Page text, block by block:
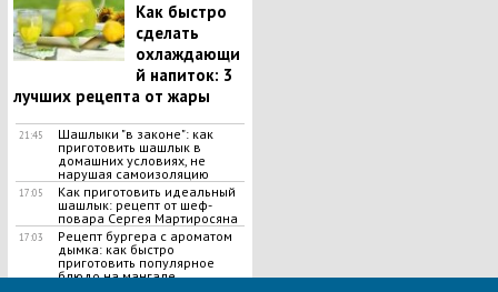
Как быстро
сделать
охлаждающи
й напиток: 3
лучших рецепта от жары
21:45
Шашлыки "в законе": как
приготовить шашлык в
домашних условиях, не
нарушая самоизоляцию
17:05
Как приготовить идеальный
шашлык​: рецепт от шеф-
повара Сергея Мартиросяна
17:03
Рецепт бургера с ароматом
дымка: как быстро
приготовить популярное
блюдо на мангале